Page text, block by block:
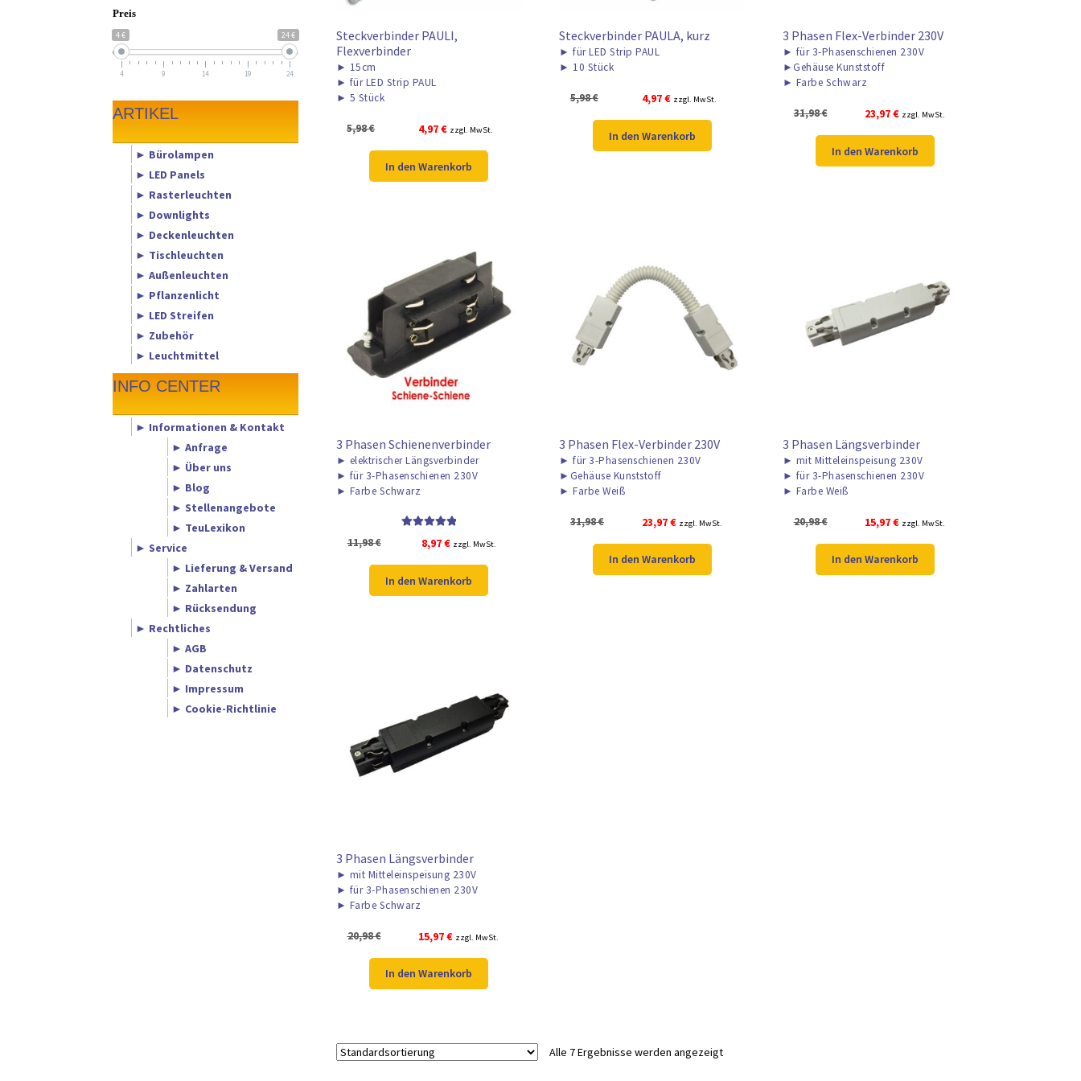
Steckverbinder PAULI,
Flexverbinder
► 15cm
► für LED Strip PAUL
► 5 Stück
5,98€
Ursprünglicher
war:
5,98 €
4,97€Aktueller
ist:
4,97 €.
zzgl. MwSt.
In den Warenkorb
Steckverbinder PAULA, kurz
► für LED Strip PAUL
► 10 Stück
5,98€
Ursprünglicher
war:
5,98 €
4,97€Aktueller
ist:
4,97 €.
zzgl. MwSt.
In den Warenkorb
3 Phasen Flex-Verbinder 230V
► für 3-Phasenschienen 230V
►Gehäuse Kunststoff
► Farbe Schwarz
31,98€
Ursprünglicher
war:
31,98 €
23,97€Aktueller
ist:
23,97 €.
zzgl. MwSt.
In den Warenkorb
3 Phasen Schienenverbinder
► elektrischer Längsverbinder
► für 3-Phasenschienen 230V
► Farbe Schwarz
5.00von 5
11,98€
Ursprünglicher
war:
11,98 €
8,97€Aktueller
ist:
8,97 €.
zzgl. MwSt.
In den Warenkorb
3 Phasen Flex-Verbinder 230V
► für 3-Phasenschienen 230V
► Gehäuse Kunststoff
► Farbe Weiß
31,98€
Ursprünglicher
war:
31,98 €
23,97€Aktueller
ist:
23,97 €.
zzgl. MwSt.
In den Warenkorb
3 Phasen Längsverbinder
► mit Mitteleinspeisung 230V
► für 3-Phasenschienen 230V
► Farbe Weiß
20,98€
Ursprünglicher
war:
20,98 €
15,97€Aktueller
ist:
15,97 €.
zzgl. MwSt.
In den Warenkorb
3 Phasen Längsverbinder
► mit Mitteleinspeisung 230V
► für 3-Phasenschienen 230V
► Farbe Schwarz
20,98€
Ursprünglicher
war:
20,98 €
15,97€Aktueller
ist:
15,97 €.
zzgl. MwSt.
In den Warenkorb
Alle 7 Ergebnisse werden angezeigt
Preis
4 € 24 €
4 9 14 19 24
ARTIKEL
► Bürolampen
► LED Panels
► Rasterleuchten
► Downlights
► Deckenleuchten
► Tischleuchten
► Außenleuchten
► Pflanzenlicht
► LED Streifen
► Zubehör
► Leuchtmittel
INFO CENTER
► Informationen & Kontakt
► Anfrage
► Über uns
► Blog
► Stellenangebote
► TeuLexikon
► Service
► Lieferung & Versand
► Zahlarten
► Rücksendung
► Rechtliches
► AGB
► Datenschutz
► Impressum
► Cookie-Richtlinie